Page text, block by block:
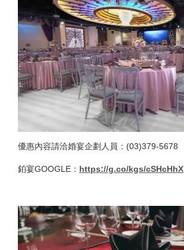
優惠內容請洽婚宴企劃人員：(03)379-5678
鉑宴GOOGLE： https://g.co/kgs/cSHcHhX